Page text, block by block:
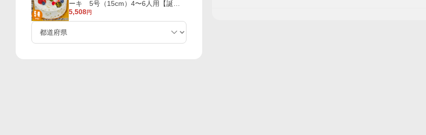
ーキ 5号（15cm）4〜6人用【誕生
日ケーキ・バースデー】【メッセージ
5,508円
都道府県